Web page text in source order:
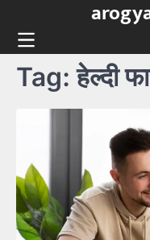
content
Tag:हेल्दी